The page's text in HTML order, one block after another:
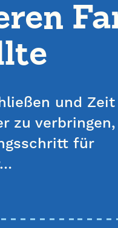
und
zu
für